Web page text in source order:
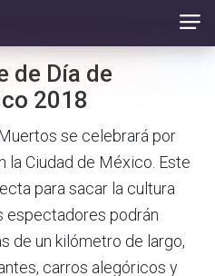
de Día de
2018
se celebrará por
Ciudad de México. Este
para sacar la cultura
espectadores podrán
de un kilómetro de largo,
carros alegóricos y